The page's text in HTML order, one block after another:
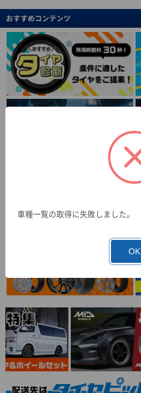
おすすめコンテンツ
車種一覧の取得に失敗しました。
OK